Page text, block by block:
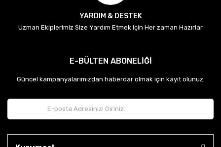
YARDIM & DESTEK
Uzman Ekiplerimiz Size Yardım Etmek için Her zaman Hazırlar
E-BÜLTEN ABONELİĞİ
Güncel kampanyalarımızdan haberdar olmak için kayıt olunuz.